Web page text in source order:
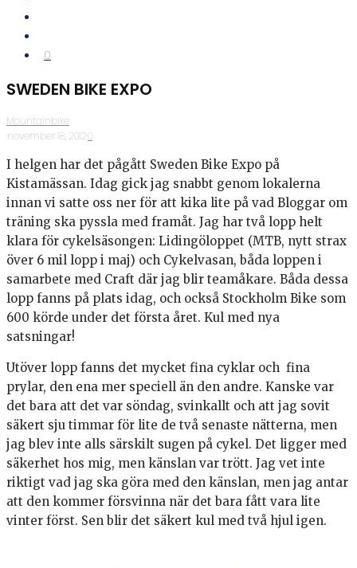
0
SWEDEN BIKE EXPO
Mountainbike
·november 18, 2012·0
I helgen har det pågått Sweden Bike Expo på
Kistamässan. Idag gick jag snabbt genom lokalerna
innan vi satte oss ner för att kika lite på vad Bloggar om
träning ska pyssla med framåt. Jag har två lopp helt
klara för cykelsäsongen: Lidingöloppet (MTB, nytt strax
över 6 mil lopp i maj) och Cykelvasan, båda loppen i
samarbete med Craft där jag blir teamåkare. Båda dessa
lopp fanns på plats idag, och också Stockholm Bike som
600 körde under det första året. Kul med nya
satsningar!
Utöver lopp fanns det mycket fina cyklar och fina
prylar, den ena mer speciell än den andre. Kanske var
det bara att det var söndag, svinkallt och att jag sovit
säkert sju timmar för lite de två senaste nätterna, men
jag blev inte alls särskilt sugen på cykel. Det ligger med
säkerhet hos mig, men känslan var trött. Jag vet inte
riktigt vad jag ska göra med den känslan, men jag antar
att den kommer försvinna när det bara fått vara lite
vinter först. Sen blir det säkert kul med två hjul igen.